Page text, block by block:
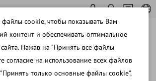
cookie, чтобы показывать Вам
контент и обеспечивать оптимальное
Нажав на "Принять все файлы
согласие на использование всех файлов
только основные файлы cookie",